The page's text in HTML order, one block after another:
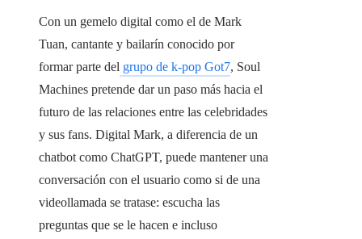
Con un gemelo digital como el de Mark
Tuan, cantante y bailarín conocido por
formar parte del grupo de k-pop Got7, Soul
Machines pretende dar un paso más hacia el
futuro de las relaciones entre las celebridades
y sus fans. Digital Mark, a diferencia de un
chatbot como ChatGPT, puede mantener una
conversación con el usuario como si de una
videollamada se tratase: escucha las
preguntas que se le hacen e incluso